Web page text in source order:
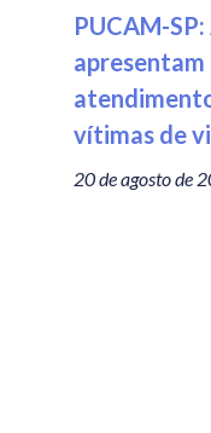
PUCAM-
apresentam
vítimas de
20 de agosto de